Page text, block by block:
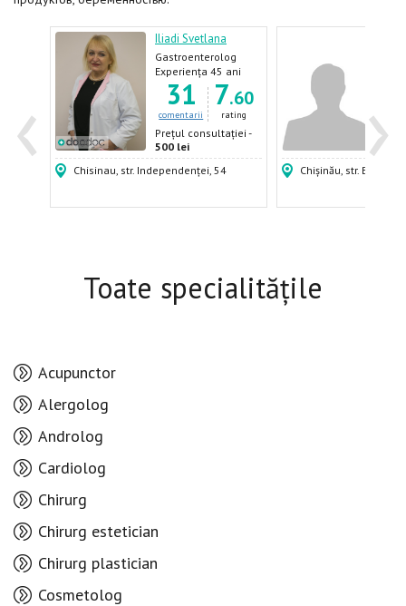
‹ ›
-
Iliadi Svetlana
Gastroenterolog
Experiența 45 ani
31
comentarii
7.60
rating
Prețul consultației -
500 lei
Chisinau, str. Independenței, 54
500
Chișinău, str.
Toate specialitățile
Acupunctor
Alergolog
Androlog
Cardiolog
Chirurg
Chirurg estetician
Chirurg plastician
Cosmetolog